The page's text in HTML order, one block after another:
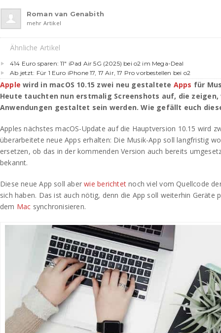
Roman van Genabith
mehr Artikel
Ähnliche Artikel
414 Euro sparen: 11″ iPad Air 5G (2025) bei o2 im Mega-Deal
Ab jetzt: Für 1 Euro iPhone 17, 17 Air, 17 Pro vorbestellen bei o2
Apple wird in macOS 10.15 zwei neu gestaltete Apps für
Heute tauchten nun erstmalig Screenshots auf, die zeigen,
Anwendungen gestaltet sein werden. Wie gefällt euch
Apples nächstes macOS-Update auf die Hauptversion 10.15 wird
überarbeitete neue Apps erhalten: Die Musik-App soll langfristig
ersetzen, ob das in der kommenden Version auch bereits
bekannt.
Diese neue App soll aberwie berichtet noch viel vom Quellcode
sich haben. Das ist auch nötig, denn die App soll weiterhin Geräte
dem Mac synchronisieren.